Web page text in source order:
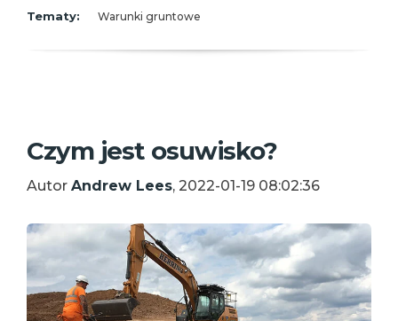
Tematy: Warunki gruntowe
Czym jest osuwisko?
Autor Andrew Lees, 2022-01-19 08:02:36